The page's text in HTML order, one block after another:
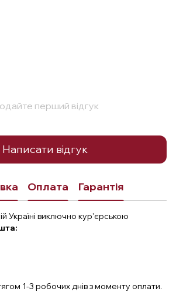
перший відгук
Написати відгук
Оплата Гарантія
Україні виключно кур'єрською
1-3 робочих днів з моменту оплати.